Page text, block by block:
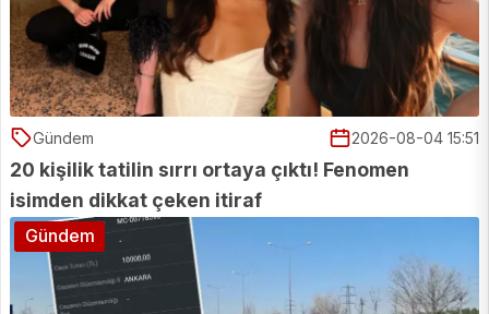
Gündem 2026-08-04 15:51
20 kişilik tatilin sırrı ortaya çıktı! Fenomen
isimden dikkat çeken itiraf
Gündem